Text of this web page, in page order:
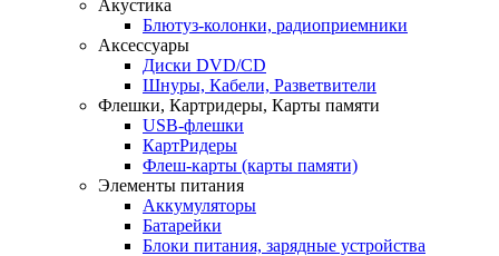
Акустика
Блютуз-колонки, радиоприемники
Аксессуары
Диски DVD/CD
Шнуры, Кабели, Разветвители
Флешки, Картридеры, Карты памяти
USB-флешки
КартРидеры
Флеш-карты (карты памяти)
Элементы питания
Аккумуляторы
Батарейки
Блоки питания, зарядные устройства